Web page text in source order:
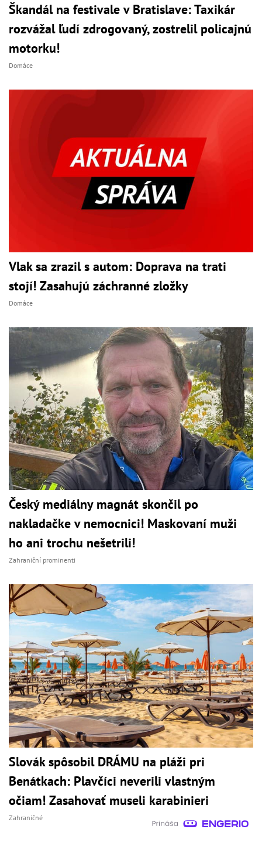
Škandál na festivale v Bratislave: Taxikár
rozvážal ľudí zdrogovaný, zostrelil policajnú
motorku!
Domáce
Vlak sa zrazil s autom: Doprava na trati
stojí! Zasahujú záchranné zložky
Domáce
Český mediálny magnát skončil po
nakladačke v nemocnici! Maskovaní muži
ho ani trochu nešetrili!
Zahraniční prominenti
Slovák spôsobil DRÁMU na pláži pri
Benátkach: Plavčíci neverili vlastným
očiam! Zasahovať museli karabinieri
Zahraničné